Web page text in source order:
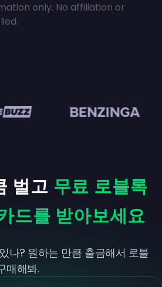
only. No affiliation or
벌고 무료 로블록
드를 받아보세요
나? 원하는 만큼 출금해서 로블
매해봐.